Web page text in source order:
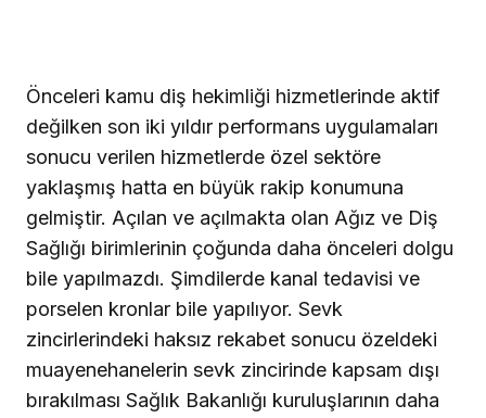
Önceleri kamu diş hekimliği hizmetlerinde aktif
değilken son iki yıldır performans uygulamaları
sonucu verilen hizmetlerde özel sektöre
yaklaşmış hatta en büyük rakip konumuna
gelmiştir. Açılan ve açılmakta olan Ağız ve Diş
Sağlığı birimlerinin çoğunda daha önceleri dolgu
bile yapılmazdı. Şimdilerde kanal tedavisi ve
porselen kronlar bile yapılıyor. Sevk
zincirlerindeki haksız rekabet sonucu özeldeki
muayenehanelerin sevk zincirinde kapsam dışı
bırakılması Sağlık Bakanlığı kuruluşlarının daha